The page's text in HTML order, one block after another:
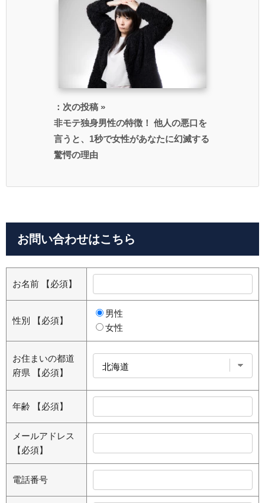
：次の投稿 »
非モテ独身男性の特徴！ 他人の悪口を
言うと、1秒で女性があなたに幻滅する
驚愕の理由
お問い合わせはこちら
お名前 【必須】
性別 【必須】
男性
女性
お住まいの都道
府県
【必須】
年齢 【必須】
メールアドレス
【必須】
電話番号